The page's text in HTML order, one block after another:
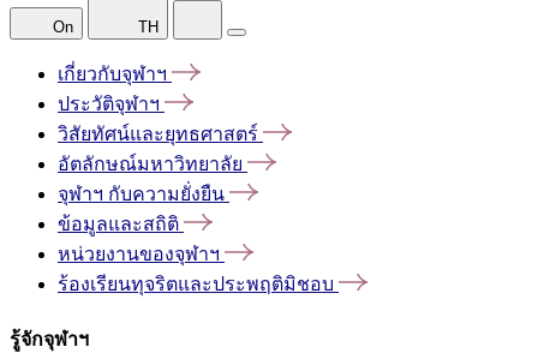
On TH
เกี่ยวกับจุฬาฯ
ประวัติจุฬาฯ
วิสัยทัศน์และยุทธศาสตร์
อัตลักษณ์มหาวิทยาลัย
จุฬาฯ กับความยั่งยืน
ข้อมูลและสถิติ
หน่วยงานของจุฬาฯ
ร้องเรียนทุจริตและประพฤติมิชอบ
รู้จักจุฬาฯ